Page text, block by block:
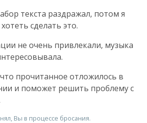
текста раздражал, потом я
сделать это.
не очень привлекали, музыка
прочитанное отложилось в
и поможет решить проблему с
Вы в процессе бросания.